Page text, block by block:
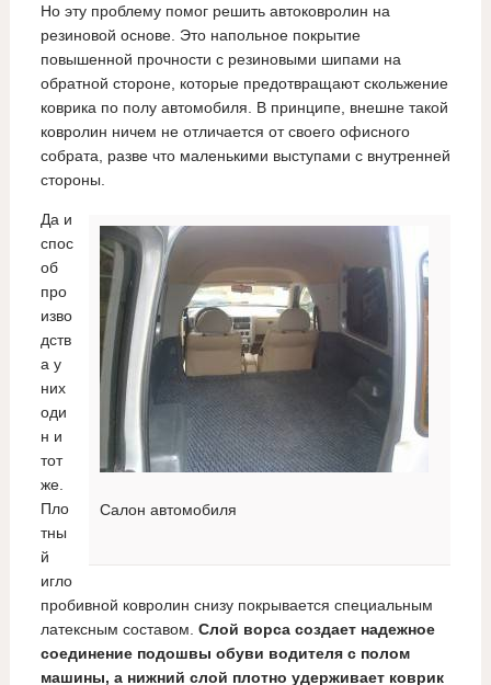
Но эту проблему помог решить автоковролин на
резиновой основе. Это напольное покрытие
повышенной прочности с резиновыми шипами на
обратной стороне, которые предотвращают скольжение
коврика по полу автомобиля. В принципе, внешне такой
ковролин ничем не отличается от своего офисного
собрата, разве что маленькими выступами с внутренней
стороны.
Салон автомобиля
Да и
спос
об
про
изво
дств
а у
них
оди
н и
тот
же.
Пло
тны
й
игло
пробивной ковролин снизу покрывается специальным
латексным составом. Слой ворса создает надежное
соединение подошвы обуви водителя с полом
машины, а нижний слой плотно удерживает коврик